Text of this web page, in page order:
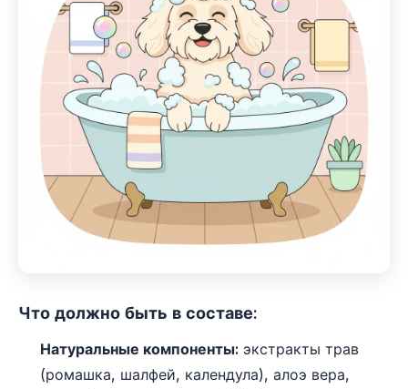
Что должно быть в составе:
Натуральные компоненты: экстракты трав
(ромашка, шалфей, календула), алоэ вера,